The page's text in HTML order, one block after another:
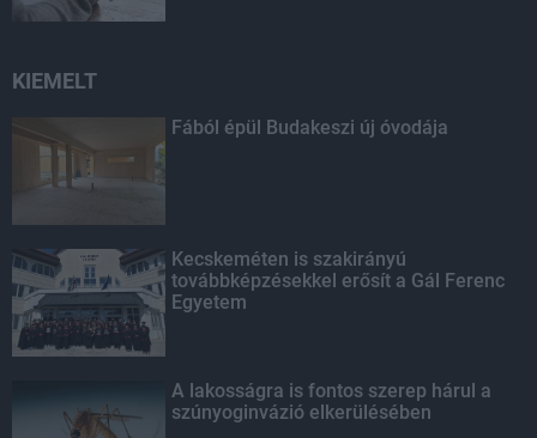
KIEMELT
Fából épül Budakeszi új óvodája
Kecskeméten is szakirányú
továbbképzésekkel erősít a Gál Ferenc
Egyetem
A lakosságra is fontos szerep hárul a
szúnyoginvázió elkerülésében